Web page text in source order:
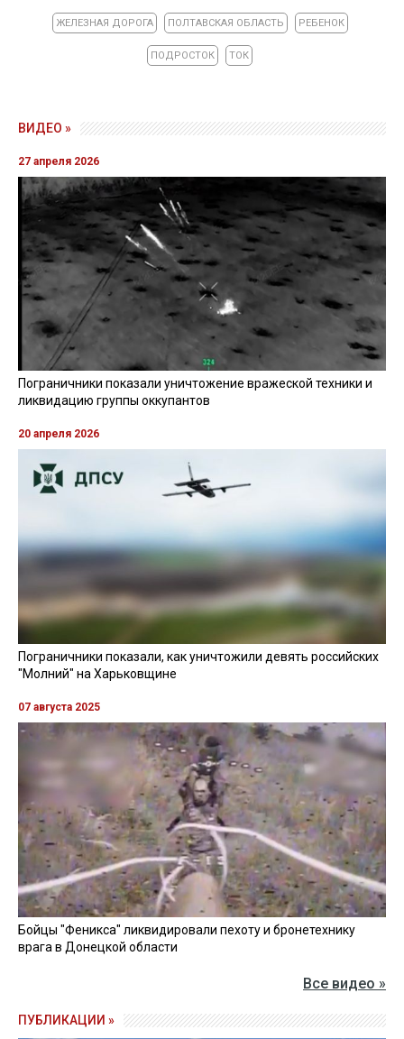
ЖЕЛЕЗНАЯ ДОРОГА ПОЛТАВСКАЯ ОБЛАСТЬ РЕБЕНОК
ПОДРОСТОК ТОК
ВИДЕО »
27 апреля 2026
Пограничники показали уничтожение вражеской техники и
ликвидацию группы оккупантов
20 апреля 2026
Пограничники показали, как уничтожили девять российских
"Молний" на Харьковщине
07 августа 2025
Бойцы "Феникса" ликвидировали пехоту и бронетехнику
врага в Донецкой области
Все видео »
ПУБЛИКАЦИИ »